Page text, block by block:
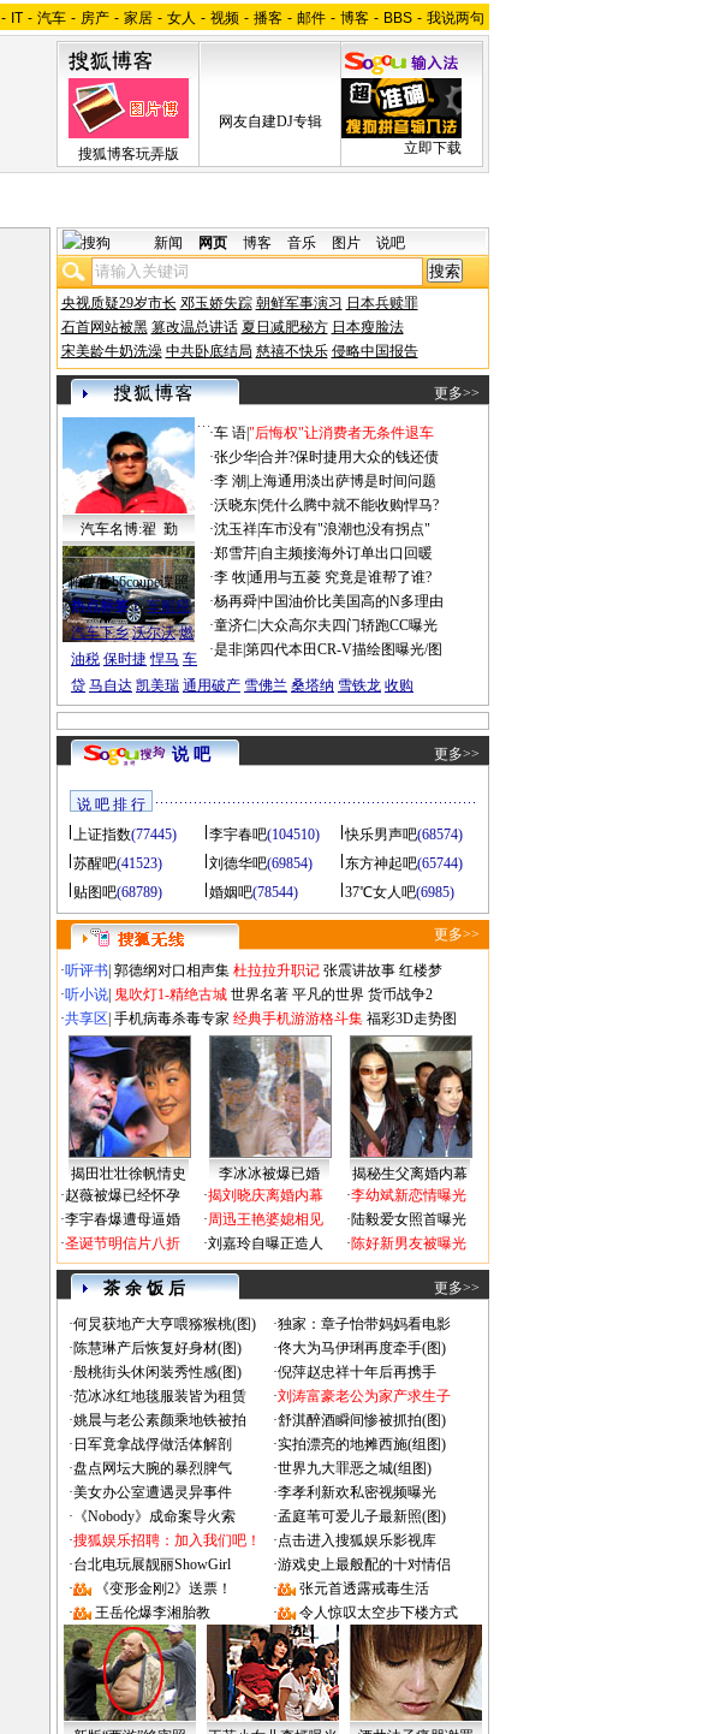
- IT - 汽车 - 房产 - 家居 - 女人 - 视频 - 播客 - 邮件 - 博客 - BBS - 我说两句
搜狐博客玩弄版
网友自建DJ专辑
立即下载
新闻 网页 博客 音乐 图片 说吧
央视质疑29岁市长 邓玉娇失踪 朝鲜军事演习 日本兵赎罪
石首网站被黑 篡改温总讲话 夏日减肥秘方 日本瘦脸法
宋美龄牛奶洗澡 中共卧底结局 慈禧不快乐 侵略中国报告
更多>>
汽车名博:翟 勤
帕萨特b6coupe谍照
·车 语|"后悔权"让消费者无条件退车
·张少华|合并?保时捷用大众的钱还债
·李 潮 上海通用淡出萨博是时间问题
·沃晓东|凭什么腾中就不能收购悍马?
·沈玉祥|车市没有"浪潮也没有拐点"
·郑雪芹| 自主频接海外订单出口回暖
·李 牧|通用与五菱 究竟是谁帮了谁?
·杨再舜|中国油价比美国高的N多理由
·童济仁|大众高尔夫四门轿跑CC曝光
·是非|第四代本田CR-V描绘图曝光/图
热点标签： 车船税
汽车下乡 沃尔沃 燃
油税 保时捷 悍马 车
贷 马自达 凯美瑞 通用破产 雪佛兰 桑塔纳 雪铁龙 收购
说 吧 更多>>
说 吧 排 行
上证指数(77445) 李宇春吧(104510) 快乐男声吧(68574)
苏醒吧(41523) 刘德华吧(69854) 东方神起吧(65744)
贴图吧(68789) 婚姻吧(78544) 37℃女人吧(6985)
更多>>
·听评书 郭德纲对口相声集 杜拉拉升职记 张震讲故事 红楼梦
·听小说 鬼吹灯1-精绝古城 世界名著 平凡的世界 货币战争2
·共享区 手机病毒杀毒专家 经典手机游游格斗集 福彩3D走势图
揭田壮壮徐帆情史 李冰冰被爆已婚
揭秘生父离婚内幕
·赵薇被爆已经怀孕
·李宇春爆遭母逼婚
·圣诞节明信片八折
·揭刘晓庆离婚内幕
·周迅王艳婆媳相见
·刘嘉玲自曝正造人
·李幼斌新恋情曝光
·陆毅爱女照首曝光
·陈好新男友被曝光
茶 余 饭 后 更多>>
·何炅获地产大亨喂猕猴桃(图) ·独家：章子怡带妈妈看电影
·陈慧琳产后恢复好身材(图) ·佟大为马伊琍再度牵手(图)
·殷桃街头休闲装秀性感(图) ·倪萍赵忠祥十年后再携手
·范冰冰红地毯服装皆为租赁 ·刘涛富豪老公为家产求生子
·姚晨与老公素颜乘地铁被拍 ·舒淇醉酒瞬间惨被抓拍(图)
· 日军竟拿战俘做活体解剖 ·实拍漂亮的地摊西施(组图)
·盘点网坛大腕的暴烈脾气 ·世界九大罪恶之城(组图)
·美女办公室遭遇灵异事件 ·李孝利新欢私密视频曝光
· 《Nobody》成命案导火索 ·孟庭苇可爱儿子最新照(图)
·搜狐娱乐招聘：加入我们吧！ ·点击进入搜狐娱乐影视库
·台北电玩展靓丽ShowGirl ·游戏史上最般配的十对情侣
·
《变形金刚2》送票！ ·
张元首透露戒毒生活
·
王岳伦爆李湘胎教 · 令人惊叹太空步下楼方式